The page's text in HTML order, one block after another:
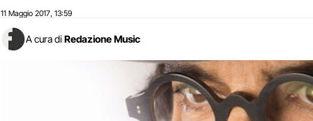
11 Maggio 2017 13:59
A cura di Redazione Music